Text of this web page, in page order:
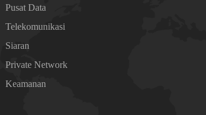
Pusat Data
Telekomunikasi
Siaran
Private Network
Keamanan